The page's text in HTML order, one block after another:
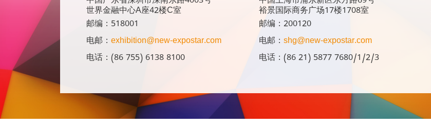
世界金融中心A座42楼C室
邮编：518001
电邮： exhibition@new-expostar.com
电话：(86 755) 6138 8100
裕景国际商务广场17楼1708室
邮编：200120
电邮： shg@new-expostar.com
电话：(86 21) 5877 7680/1/2/3